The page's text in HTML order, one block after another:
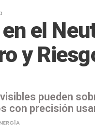
el
y
pueden
con precisión